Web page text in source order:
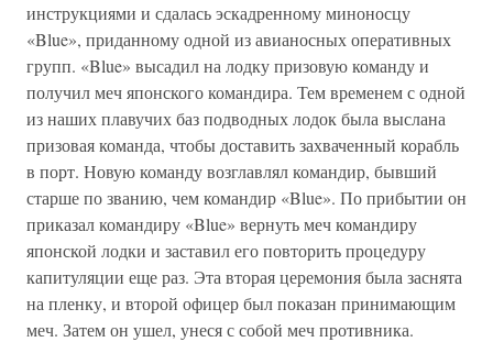
инструкциями и сдалась эскадренному миноносцу
«Blue», приданному одной из авианосных оперативных
групп. «Blue» высадил на лодку призовую команду и
получил меч японского командира. Тем временем с одной
из наших плавучих баз подводных лодок была выслана
призовая команда, чтобы доставить захваченный корабль
в порт. Новую команду возглавлял командир, бывший
старше по званию, чем командир «Blue». По прибытии он
приказал командиру «Blue» вернуть меч командиру
японской лодки и заставил его повторить процедуру
капитуляции еще раз. Эта вторая церемония была заснята
на пленку, и второй офицер был показан принимающим
меч. Затем он ушел, унеся с собой меч противника.